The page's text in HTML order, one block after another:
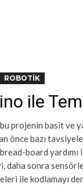
ROBOTIK
ile
projenin basit ve
önce bazı
board
daha sonra
ile kodlamayı